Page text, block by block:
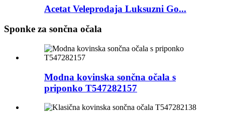
Acetat Veleprodaja Luksuzni Go...
Sponke za sončna očala
Modna kovinska sončna očala s
priponko T547282157